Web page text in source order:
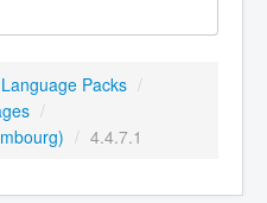
Language Packs /
/
/ 4.4.7.1